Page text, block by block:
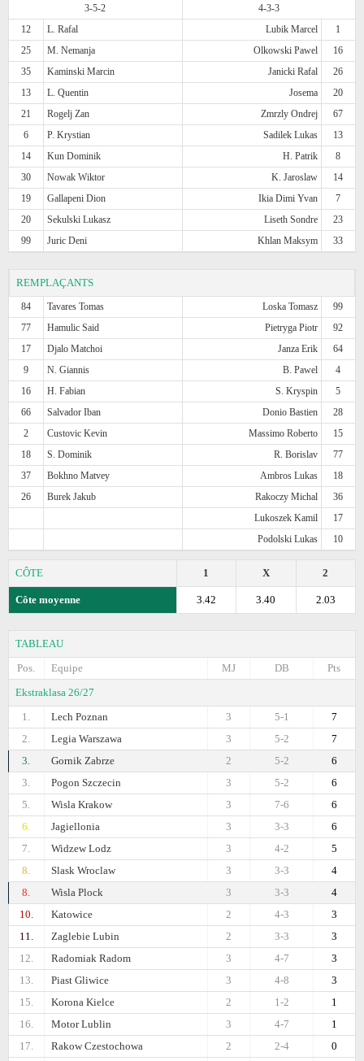
3-5-2
4-3-3
12
L. Rafal Lubik Marcel
1
25
M. Nemanja Olkowski Pawel
16
35
Kaminski Marcin Janicki Rafal
26
13
L. Quentin Josema
20
21
Rogelj Zan Zmrzly Ondrej
67
6
P. Krystian Sadilek Lukas
13
14
Kun Dominik H. Patrik
8
30
Nowak Wiktor K. Jaroslaw
14
19
Gallapeni Dion Ikia Dimi Yvan
7
20
Sekulski Lukasz Liseth Sondre
23
99
Juric Deni Khlan Maksym 33
REMPLAÇANTS
84 Tavares Tomas Loska Tomasz
99
77
Hamulic Said Pietryga Piotr
92
17
Djalo Matchoi Janza Erik
64
9
N. Giannis B. Pawel
4
16
H. Fabian S. Kryspin
5
66
Salvador Iban Donio Bastien
28
2
Custovic Kevin Massimo Roberto
15
18
S. Dominik R. Borislav
77
37
Bokhno Matvey Ambros Lukas
18
26
Burek Jakub Rakoczy Michal
36
Lukoszek Kamil
17
Podolski Lukas
10
CÔTE 2
X
1
Côte moyenne 2.03
3.40
3.42
TABLEAU
Pos.
Equipe Pts
DB
MJ
Ekstraklasa 26/27
1.
Lech Poznan 7
5-1
3
2.
Legia Warszawa 7
5-2
3
3.
Gornik Zabrze 6
5-2
2
3.
Pogon Szczecin 6
5-2
3
5.
Wisla Krakow 6
7-6
3
6.
Jagiellonia 6
3-3
3
7.
Widzew Lodz 5
4-2
3
8.
Slask Wroclaw 4
3-3
3
8.
Wisla Plock 4
3-3
3
10.
Katowice 3
4-3
2
11.
Zaglebie Lubin 3
3-3
2
12.
Radomiak Radom 3
4-7
3
13.
Piast Gliwice 3
4-8
3
15.
Korona Kielce 1
1-2
2
16.
Motor Lublin 1
4-7
3
17.
Rakow Czestochowa 0
2-4
2